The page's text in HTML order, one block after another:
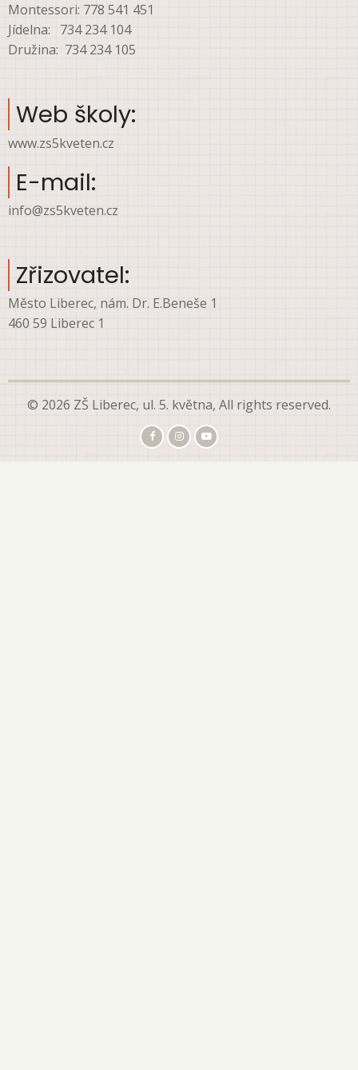
Montessori: 778 541 451
Jídelna: 734 234 104
Družina: 734 234 105
Web školy:
www.zs5kveten.cz
E-mail:
info@zs5kveten.cz
Zřizovatel:
Město Liberec, nám. Dr. E.Beneše 1
460 59 Liberec 1
© 2026 ZŠ Liberec, ul. 5. května, All rights reserved.